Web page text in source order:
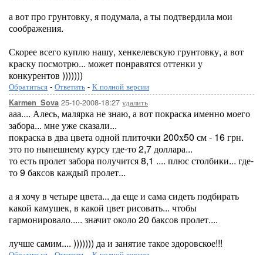
а вот про грунтовку, я подумала, а ты подтвердила мои
соображения.
Скорее всего куплю нашу, хенкелевскую грунтовку, а вот
краску посмотрю... может понравятся оттенки у
конкурентов )))))))
Обратиться - Ответить - К полной версии
Karmen_Sova 25-10-2008-18:27 удалить
ааа.... Алесь, малярка не знаю, а вот покраска именно моего
забора... мне уже сказали...
покраска в два цвета одной плиточки 200х50 см - 16 грн.
это по нынешнему курсу где-то 2,7 доллара...
то есть пролет забора получится 8,1 .... плюс столбики... где-
то 9 баксов каждый пролет...
а я хочу в четыре цвета... да еще и сама сидеть подбирать
какой камушек, в какой цвет рисовать... чтобы
гармонировало..... значит около 20 баксов пролет....
лучше самим.... ))))))) да и занятие такое здоровское!!!